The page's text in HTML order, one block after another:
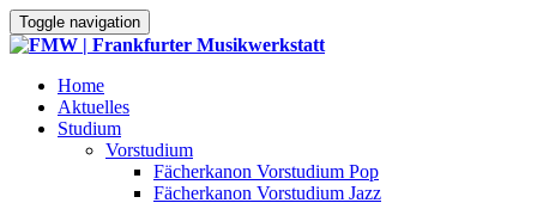
Toggle navigation
Home
Aktuelles
Studium
Vorstudium
Fächerkanon Vorstudium Pop
Fächerkanon Vorstudium Jazz